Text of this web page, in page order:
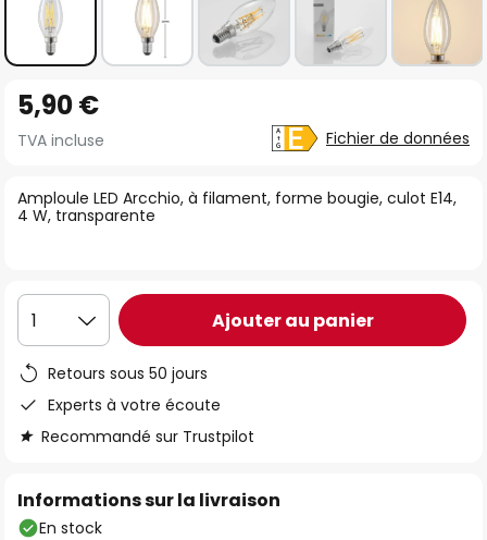
to
the
of
the
Amploule LED Arcchio, à filament, forme bougie, culot E14,
4 W, transparente
5,90 €
TVA incluse Fichier de données
1 Ajouter au panier
Retours sous 50 jours
Experts à votre écoute
Recommandé sur Trustpilot
Informations sur la livraison
En stock